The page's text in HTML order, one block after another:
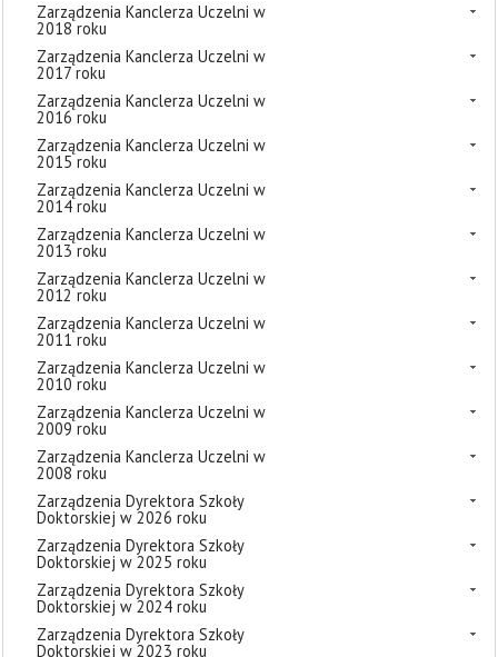
Zarządzenia Kanclerza Uczelni w
2018 roku
Zarządzenia Kanclerza Uczelni w
2017 roku
Zarządzenia Kanclerza Uczelni w
2016 roku
Zarządzenia Kanclerza Uczelni w
2015 roku
Zarządzenia Kanclerza Uczelni w
2014 roku
Zarządzenia Kanclerza Uczelni w
2013 roku
Zarządzenia Kanclerza Uczelni w
2012 roku
Zarządzenia Kanclerza Uczelni w
2011 roku
Zarządzenia Kanclerza Uczelni w
2010 roku
Zarządzenia Kanclerza Uczelni w
2009 roku
Zarządzenia Kanclerza Uczelni w
2008 roku
Zarządzenia Dyrektora Szkoły
Doktorskiej w 2026 roku
Zarządzenia Dyrektora Szkoły
Doktorskiej w 2025 roku
Zarządzenia Dyrektora Szkoły
Doktorskiej w 2024 roku
Zarządzenia Dyrektora Szkoły
Doktorskiej w 2023 roku